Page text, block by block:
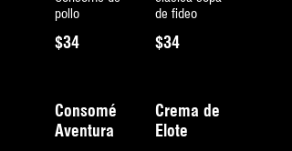
pollo
$34
de fideo
$34
Consomé
Aventura
Crema de
Elote